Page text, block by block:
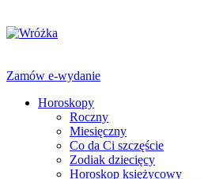
Zamów e-wydanie
Horoskopy
Roczny
Miesięczny
Co da Ci szczęście
Zodiak dziecięcy
Horoskop księżycowy